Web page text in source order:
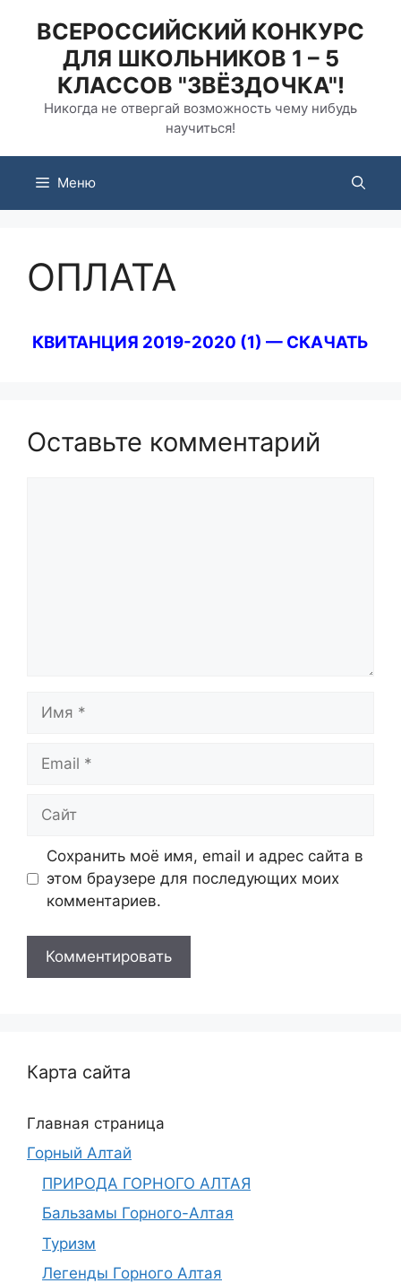
содержимому
ВСЕРОССИЙСКИЙ КОНКУРС
ДЛЯ ШКОЛЬНИКОВ 1 – 5
КЛАССОВ "ЗВЁЗДОЧКА"!
Никогда не отвергай возможность чему нибудь
научиться!
Меню
ОПЛАТА
КВИТАНЦИЯ 2019-2020 (1) — СКАЧАТЬ
Оставьте комментарий
Имя
Email
Сайт
Сохранить моё имя, email и адрес сайта в
этом браузере для последующих моих
комментариев.
Карта сайта
Главная страница
Горный Алтай
ПРИРОДА ГОРНОГО АЛТАЯ
Бальзамы Горного-Алтая
Туризм
Легенды Горного Алтая